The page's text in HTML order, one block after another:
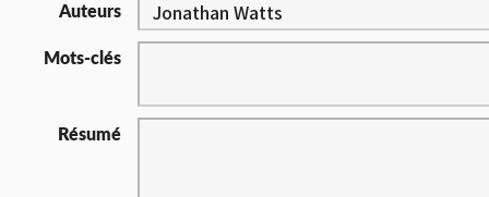
Auteurs
Mots-clés
Résumé